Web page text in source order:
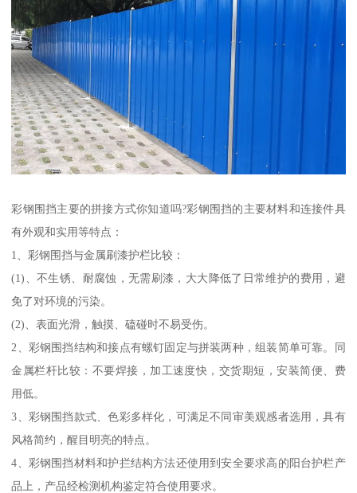
彩钢围挡主要的拼接方式你知道吗?彩钢围挡的主要材料和连接件具
有外观和实用等特点：
1、彩钢围挡与金属刷漆护栏比较：
(1)、不生锈、耐腐蚀，无需刷漆，大大降低了日常维护的费用，避
免了对环境的污染。
(2)、表面光滑，触摸、磕碰时不易受伤。
2、彩钢围挡结构和接点有螺钉固定与拼装两种，组装简单可靠。同
金属栏杆比较：不要焊接，加工速度快，交货期短，安装简便、费
用低。
3、彩钢围挡款式、色彩多样化，可满足不同审美观感者选用，具有
风格简约，醒目明亮的特点。
4、彩钢围挡材料和护拦结构方法还使用到安全要求高的阳台护栏产
品上，产品经检测机构鉴定符合使用要求。